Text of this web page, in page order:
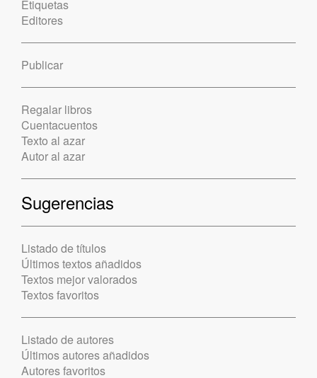
Etiquetas
Editores
Publicar
Regalar libros
Cuentacuentos
Texto al azar
Autor al azar
Sugerencias
Listado de títulos
Últimos textos añadidos
Textos mejor valorados
Textos favoritos
Listado de autores
Últimos autores añadidos
Autores favoritos